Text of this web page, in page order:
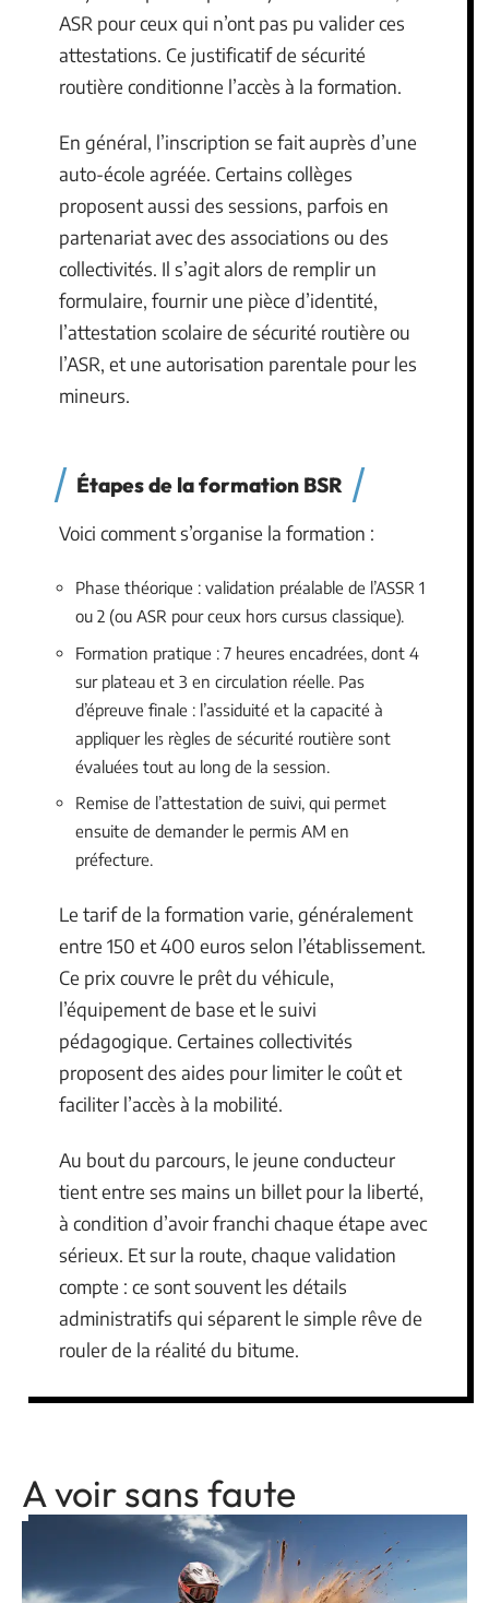
ASR pour ceux qui n’ont pas pu valider ces
attestations. Ce justificatif de sécurité
routière conditionne l’accès à la formation.
En général, l’inscription se fait auprès d’une
auto-école agréée. Certains collèges
proposent aussi des sessions, parfois en
partenariat avec des associations ou des
collectivités. Il s’agit alors de remplir un
formulaire, fournir une pièce d’identité,
l’attestation scolaire de sécurité routière ou
l’ASR, et une autorisation parentale pour les
mineurs.
Étapes de la formation BSR
Voici comment s’organise la formation :
Phase théorique : validation préalable de l’ASSR 1
ou 2 (ou ASR pour ceux hors cursus classique).
Formation pratique : 7 heures encadrées, dont 4
sur plateau et 3 en circulation réelle. Pas
d’épreuve finale : l’assiduité et la capacité à
appliquer les règles de sécurité routière sont
évaluées tout au long de la session.
Remise de l’attestation de suivi, qui permet
ensuite de demander le permis AM en
préfecture.
Le tarif de la formation varie, généralement
entre 150 et 400 euros selon l’établissement.
Ce prix couvre le prêt du véhicule,
l’équipement de base et le suivi
pédagogique. Certaines collectivités
proposent des aides pour limiter le coût et
faciliter l’accès à la mobilité.
Au bout du parcours, le jeune conducteur
tient entre ses mains un billet pour la liberté,
à condition d’avoir franchi chaque étape avec
sérieux. Et sur la route, chaque validation
compte : ce sont souvent les détails
administratifs qui séparent le simple rêve de
rouler de la réalité du bitume.
A voir sans faute